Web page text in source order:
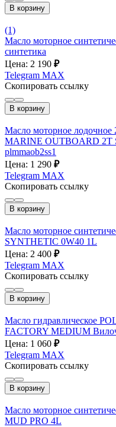
В корзину
(1)
Масло моторное
синтетика
Цена: 2 190 ₽
Telegram MAX
Скопировать ссылку
В корзину
Масло моторное лодочное
MARINE OUTBOARD 2T
plmmaob2ss1
Цена: 1 290 ₽
Telegram MAX
Скопировать ссылку
В корзину
Масло моторное
SYNTHETIC 0W40 1L
Цена: 2 400 ₽
Telegram MAX
Скопировать ссылку
В корзину
Масло гидравлическое
FACTORY MEDIUM
Цена: 1 060 ₽
Telegram MAX
Скопировать ссылку
В корзину
Масло моторное
MUD PRO 4L